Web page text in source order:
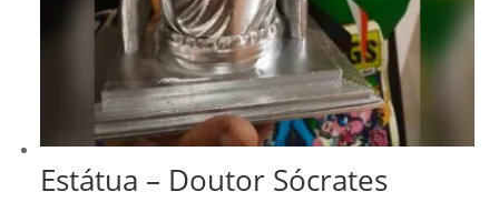
Estátua – Doutor Sócrates